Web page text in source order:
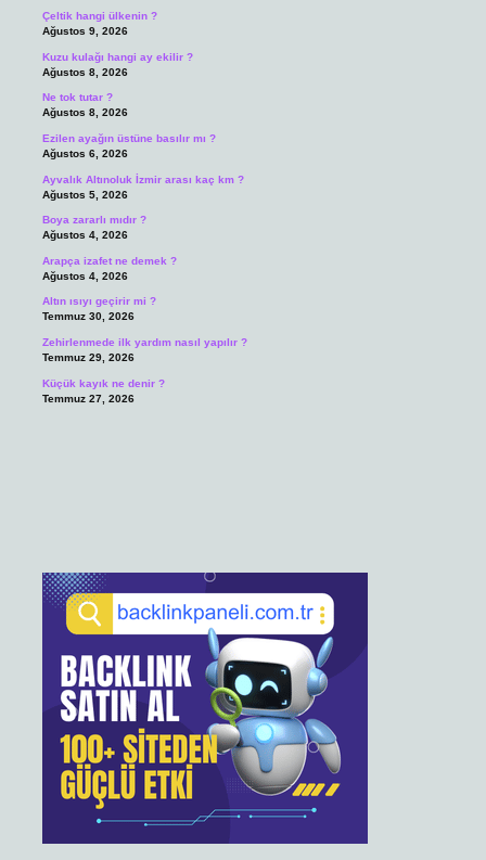
Çeltik hangi ülkenin ?
Ağustos 9, 2026
Kuzu kulağı hangi ay ekilir ?
Ağustos 8, 2026
Ne tok tutar ?
Ağustos 8, 2026
Ezilen ayağın üstüne basılır mı ?
Ağustos 6, 2026
Ayvalık Altınoluk İzmir arası kaç km ?
Ağustos 5, 2026
Boya zararlı mıdır ?
Ağustos 4, 2026
Arapça izafet ne demek ?
Ağustos 4, 2026
Altın ısıyı geçirir mi ?
Temmuz 30, 2026
Zehirlenmede ilk yardım nasıl yapılır ?
Temmuz 29, 2026
Küçük kayık ne denir ?
Temmuz 27, 2026